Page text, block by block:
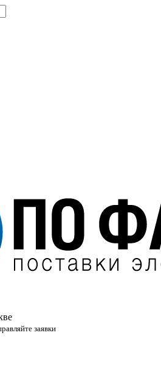
заявки